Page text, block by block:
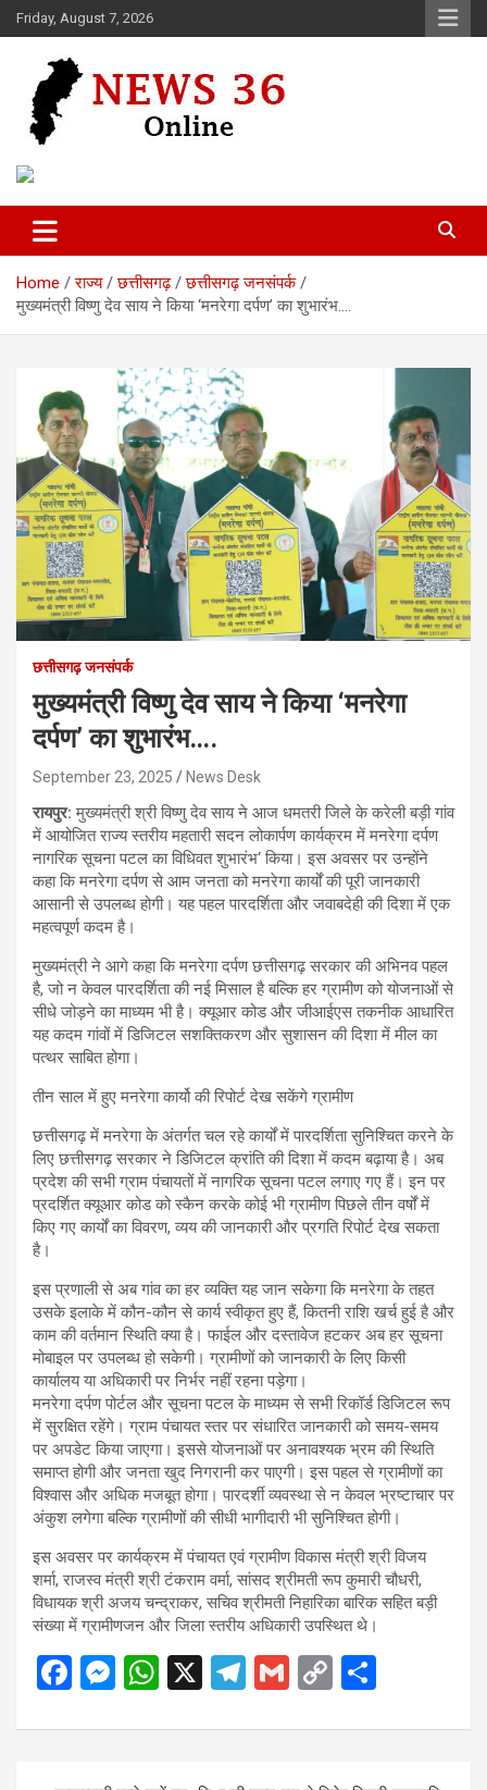
Skip
to
Friday, August 7, 2026
News 36
Home राज्य छत्तीसगढ़
छत्तीसगढ़ जनसंपर्क
मुख्यमंत्री विष्णु देव साय ने किया ‘मनरेगा दर्पण’ का शुभारंभ….
छत्तीसगढ़ जनसंपर्क
मुख्यमंत्री विष्णु देव साय ने किया ‘मनरेगा
दर्पण’ का शुभारंभ….
September 23, 2025 News Desk
रायपुर:मुख्यमंत्री श्री विष्णु देव साय ने आज धमतरी जिले के करेली बड़ी गांव
में आयोजित राज्य स्तरीय महतारी सदन लोकार्पण कार्यक्रम में मनरेगा दर्पण
नागरिक सूचना पटल का विधिवत शुभारंभ‘ किया। इस अवसर पर उन्होंने
कहा कि मनरेगा दर्पण से आम जनता को मनरेगा कार्यों की पूरी जानकारी
आसानी से उपलब्ध होगी। यह पहल पारदर्शिता और जवाबदेही की दिशा में एक
महत्वपूर्ण कदम है।
मुख्यमंत्री ने आगे कहा कि मनरेगा दर्पण छत्तीसगढ़ सरकार की अभिनव पहल
है, जो न केवल पारदर्शिता की नई मिसाल है बल्कि हर ग्रामीण को योजनाओं से
सीधे जोड़ने का माध्यम भी है। क्यूआर कोड और जीआईएस तकनीक आधारित
यह कदम गांवों में डिजिटल सशक्तिकरण और सुशासन की दिशा में मील का
पत्थर साबित होगा।
तीन साल में हुए मनरेगा कार्यो की रिपोर्ट देख सकेंगे ग्रामीण
छत्तीसगढ़ में मनरेगा के अंतर्गत चल रहे कार्यों में पारदर्शिता सुनिश्चित करने के
लिए छत्तीसगढ़ सरकार ने डिजिटल क्रांति की दिशा में कदम बढ़ाया है। अब
प्रदेश की सभी ग्राम पंचायतों में नागरिक सूचना पटल लगाए गए हैं। इन पर
प्रदर्शित क्यूआर कोड को स्कैन करके कोई भी ग्रामीण पिछले तीन वर्षों में
किए गए कार्यों का विवरण, व्यय की जानकारी और प्रगति रिपोर्ट देख सकता
है।
इस प्रणाली से अब गांव का हर व्यक्ति यह जान सकेगा कि मनरेगा के तहत
उसके इलाके में कौन-कौन से कार्य स्वीकृत हुए हैं, कितनी राशि खर्च हुई है और
काम की वर्तमान स्थिति क्या है। फाईल और दस्तावेज हटकर अब हर सूचना
मोबाइल पर उपलब्ध हो सकेगी। ग्रामीणों को जानकारी के लिए किसी
कार्यालय या अधिकारी पर निर्भर नहीं रहना पड़ेगा।
मनरेगा दर्पण पोर्टल और सूचना पटल के माध्यम से सभी रिकॉर्ड डिजिटल रूप
में सुरक्षित रहेंगे। ग्राम पंचायत स्तर पर संधारित जानकारी को समय-समय
पर अपडेट किया जाएगा। इससे योजनाओं पर अनावश्यक भ्रम की स्थिति
समाप्त होगी और जनता खुद निगरानी कर पाएगी। इस पहल से ग्रामीणों का
विश्वास और अधिक मजबूत होगा। पारदर्शी व्यवस्था से न केवल भ्रष्टाचार पर
अंकुश लगेगा बल्कि ग्रामीणों की सीधी भागीदारी भी सुनिश्चित होगी।
इस अवसर पर कार्यक्रम में पंचायत एवं ग्रामीण विकास मंत्री श्री विजय
शर्मा, राजस्व मंत्री श्री टंकराम वर्मा, सांसद श्रीमती रूप कुमारी चौधरी,
विधायक श्री अजय चन्द्राकर, सचिव श्रीमती निहारिका बारिक सहित बड़ी
संख्या में ग्रामीणजन और जिला स्तरीय अधिकारी उपस्थित थे।
F
ce
M
se
W
at
s
X
T
e
G
ail
C
py
Li
ar
e